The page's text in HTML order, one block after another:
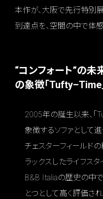
本作が、大阪で先行特別
到達点を、空間の中で体感
“コンフォート”の
の象徴「Tufty–Time
2005年の誕生以来、「
象徴するソファとして
チェスターフィールド
ラックスしたライフスタ
B&B Italiaの歴史の中
とつとして高く評価され